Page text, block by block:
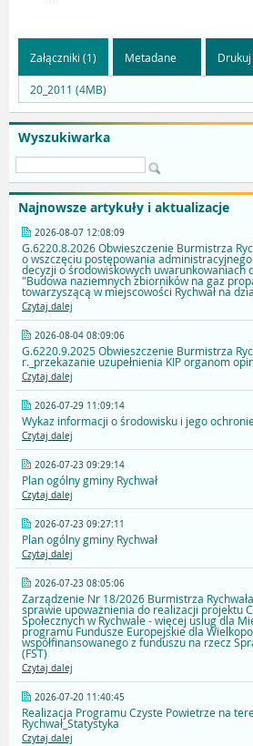
Wyszukiwarka
Najnowsze artykuły i aktualizacje
2026-08-07 12:08:09
G.6220.8.2026 Obwieszczenie Burmistrza
o wszczęciu postępowania
decyzji o środowiskowych uwarunkowaniach
"Budowa naziemnych zbiorników na gaz
towarzyszącą w miejscowości Rychwał na
Czytaj dalej
2026-08-04 08:09:06
G.6220.9.2025 Obwieszczenie Burmistrza
r._przekazanie uzupełnienia KIP organom
Czytaj dalej
2026-07-29 11:09:14
Wykaz informacji o środowisku i jego
Czytaj dalej
2026-07-23 09:29:14
Plan ogólny gminy Rychwał
Czytaj dalej
2026-07-23 09:27:11
Plan ogólny gminy Rychwał
Czytaj dalej
2026-07-23 08:05:06
Zarządzenie Nr 18/2026 Burmistrza
sprawie upoważnienia do realizacji projektu
Społecznych w Rychwale - więcej uslug dla
programu Fundusze Europejskie dla
współfinansowanego z funduszu na rzecz
(FST)
Czytaj dalej
2026-07-20 11:40:45
Realizacja Programu Czyste Powietrze na
Rychwał_Statystyka
Czytaj dalej
Załączniki (1) Metadane Drukuj
20_2011 (4MB)